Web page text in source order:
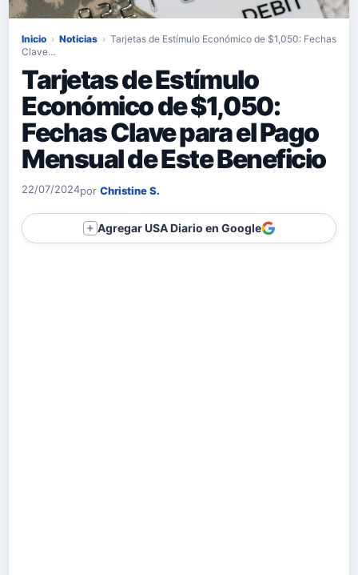
Inicio › Noticias › Tarjetas de Estímulo Económico de $1,050: Fechas
Clave…
Tarjetas de Estímulo
Económico de $1,050:
Fechas Clave para el Pago
Mensual de Este Beneficio
22/07/2024por Christine S.
＋ Agregar USA Diario en Google